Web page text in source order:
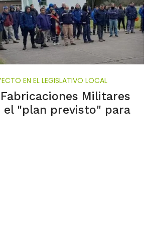
EN EL LEGISLATIVO LOCAL
Militares
el "plan previsto" para